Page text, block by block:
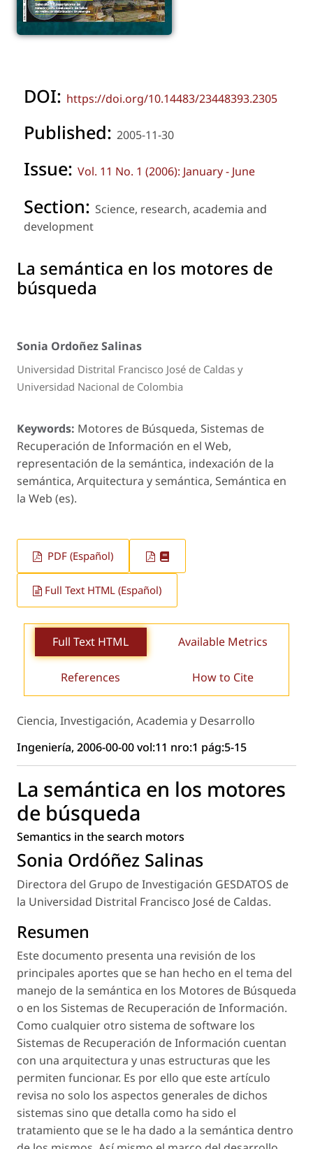
DOI: https://doi.org/10.14483/23448393.2305
Published: 2005-11-30
Issue: Vol. 11 No. 1 (2006): January - June
Section: Science, research, academia and
development
La semántica en los motores de
búsqueda
Sonia Ordoñez Salinas
Universidad Distrital Francisco José de Caldas y
Universidad Nacional de Colombia
Keywords: Motores de Búsqueda, Sistemas de
Recuperación de Información en el Web,
representación de la semántica, indexación de la
semántica, Arquitectura y semántica, Semántica en
la Web (es).
PDF (Español)
Full Text HTML (Español)
Full Text HTML Available Metrics
References How to Cite
Ciencia, Investigación, Academia y Desarrollo
Ingeniería, 2006-00-00 vol:11 nro:1 pág:5-15
La semántica en los motores
de búsqueda
Semantics in the search motors
Sonia Ordóñez Salinas
Directora del Grupo de Investigación GESDATOS de
la Universidad Distrital Francisco José de Caldas.
Resumen
Este documento presenta una revisión de los
principales aportes que se han hecho en el tema del
manejo de la semántica en los Motores de Búsqueda
o en los Sistemas de Recuperación de Información.
Como cualquier otro sistema de software los
Sistemas de Recuperación de Información cuentan
con una arquitectura y unas estructuras que les
permiten funcionar. Es por ello que este artículo
revisa no solo los aspectos generales de dichos
sistemas sino que detalla como ha sido el
tratamiento que se le ha dado a la semántica dentro